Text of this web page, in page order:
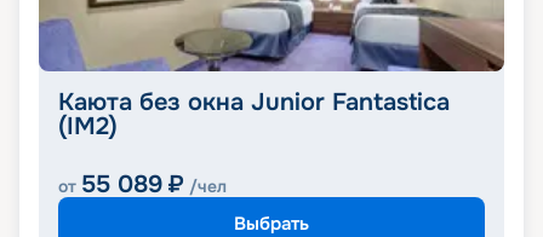
Каюта без окна Junior Fantastica
(IM2)
от 55 089 ₽ /чел
Выбрать